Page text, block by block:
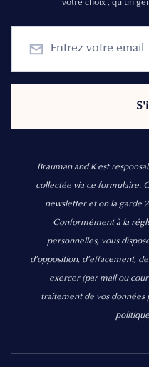
votre choix , qu'un
Brauman and K est
collectée via ce formulaire.
newsletter et on la garde
Conformément à la
personnelles, vous
d’opposition, d’effacement,
exercer (par mail ou
traitement de vos données